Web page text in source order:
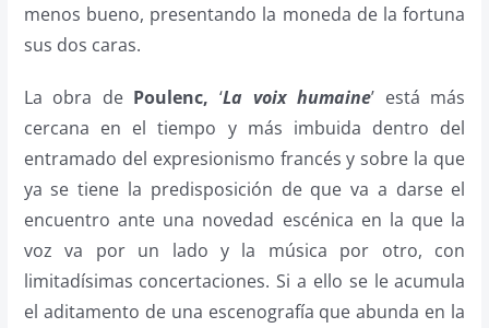
menos bueno, presentando la moneda de la fortuna
sus dos caras.
La obra de Poulenc, ‘La voix humaine’ está más
cercana en el tiempo y más imbuida dentro del
entramado del expresionismo francés y sobre la que
ya se tiene la predisposición de que va a darse el
encuentro ante una novedad escénica en la que la
voz va por un lado y la música por otro, con
limitadísimas concertaciones. Si a ello se le acumula
el aditamento de una escenografía que abunda en la